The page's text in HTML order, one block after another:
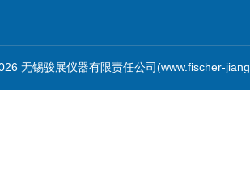
无锡骏展仪器有限责任公司(www.fischer-